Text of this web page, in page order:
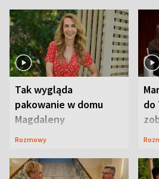
Tak wygląda
pakowanie w domu
Magdaleny
Waligórskiej-Lisieckiej.
Rozmowy
do